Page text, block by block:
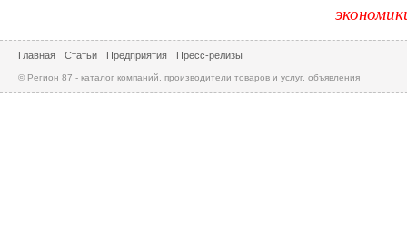
Главная Статьи Предприятия Пресс-релизы
© Регион 87 - каталог компаний, производители товаров и услуг, объявления